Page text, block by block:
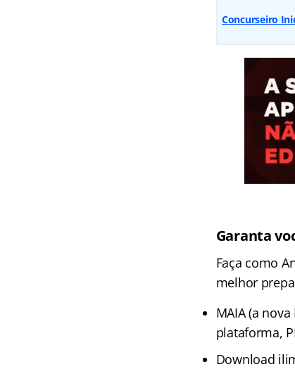
Concurseiro
Garanta
Faça como
melhor
MAIA (a
plataforma,
Download